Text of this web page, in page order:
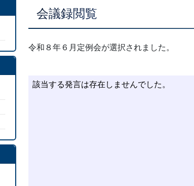
会議録閲覧
令和８年６月定例会が選択されました。